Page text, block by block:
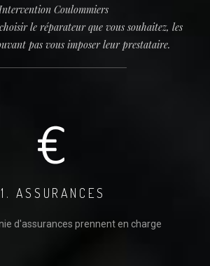
Coulommiers
le réparateur que vous souhaitez, les
pas vous imposer leur prestataire.
1. ASSURANCES
d'assurances prennent en charge